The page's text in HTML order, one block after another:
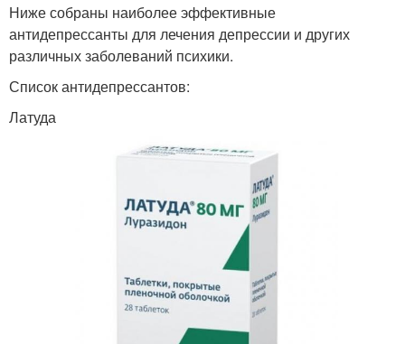
Ниже собраны наиболее эффективные
антидепрессанты для лечения депрессии и других
различных заболеваний психики.
Список антидепрессантов:
Латуда